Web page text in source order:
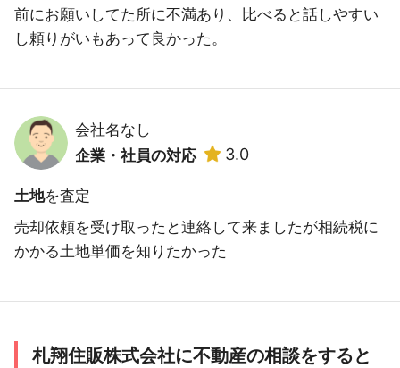
前にお願いしてた所に不満あり、比べると話しやすい
し頼りがいもあって良かった。
会社名なし
企業・社員の対応
3.0
土地を査定
売却依頼を受け取ったと連絡して来ましたが相続税に
かかる土地単価を知りたかった
札翔住販株式会社に不動産の相談をすると